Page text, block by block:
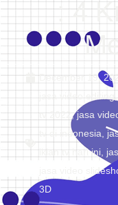
: 4
December 19,
jasa video editing
tv 2022 ,jasa
tv di indonesia
iklan tv hari ini
jasa video
3D